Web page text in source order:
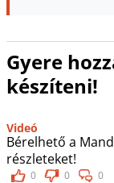
Gyere
készíteni!
Videó
Bérelhető a
részleteket!
0 0 0